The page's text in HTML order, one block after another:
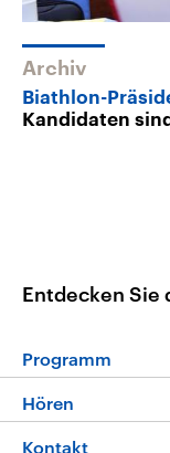
Archiv
Biathlon-
Kandidaten
Entdecken Sie
Programm
Hören
Livestream
Kontakt